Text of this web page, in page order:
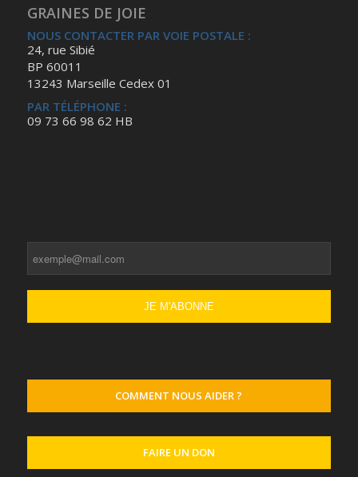
GRAINES DE JOIE
NOUS CONTACTER PAR VOIE POSTALE :
24, rue Sibié
BP 60011
13243 Marseille Cedex 01
PAR TÉLÉPHONE :
09 73 66 98 62 HB
COMMENT NOUS AIDER ?
FAIRE UN DON